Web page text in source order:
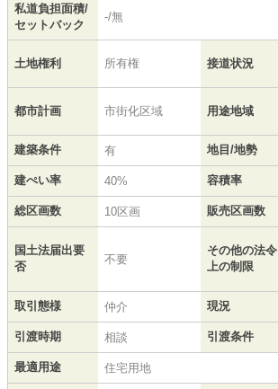
私道負担面積/
セットバック
-/無
土地権利 所有権 接道状況
都市計画 市街化区域 用途地域
建築条件 有 地目/地勢
建ぺい率 40% 容積率
総区画数 10区画 販売区画数
国土法届出要
否
不要
その他の法令
上の制限
取引態様 仲介 現況
引渡時期 相談 引渡条件
最適用途 住宅用地